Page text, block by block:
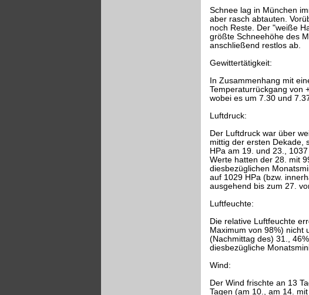
Schnee lag in München
aber rasch abtauten.
noch Reste. Der "weiße
größte Schneehöhe des
anschließend restlos ab.
Gewittertätigkeit:
In Zusammenhang mit
Temperaturrückgang von
wobei es um 7.30 und
Luftdruck:
Der Luftdruck war über
mittig der ersten Dekade,
HPa am 19. und 23.,
Werte hatten der 28. mit
diesbezüglichen
auf 1029 HPa (bzw.
ausgehend bis zum 27.
Luftfeuchte:
Die relative Luftfeuchte
Maximum von 98%) nicht
(Nachmittag des) 31.,
diesbezügliche
Wind:
Der Wind frischte an 13
Tagen (am 10., am 14.